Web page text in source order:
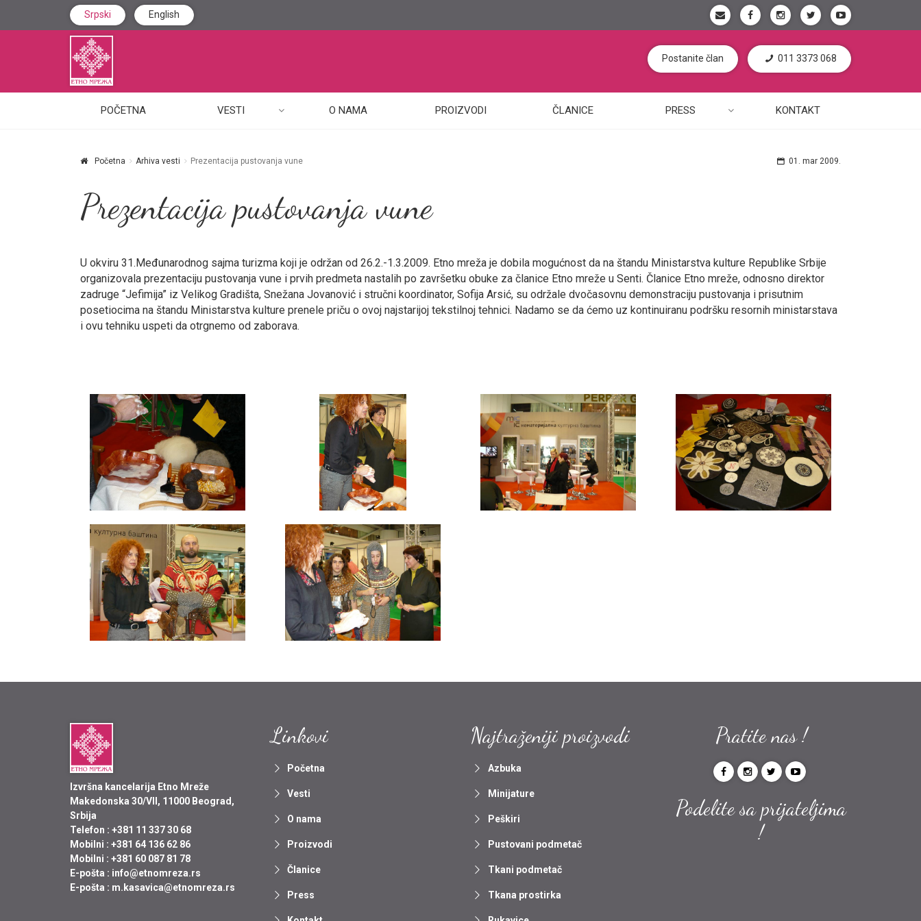
Srpski English
Postanite član 011 3373 068
POČETNA VESTI O NAMA PROIZVODI ČLANICE PRESS KONTAKT
Početna Arhiva vesti Prezentacija pustovanja vune 01. mar 2009.
Prezentacija pustovanja vune
U okviru 31.Međunarodnog sajma turizma koji je održan od 26.2.-1.3.2009. Etno mreža je dobila mogućnost da na štandu Ministarstva kulture Republike Srbije
organizovala prezentaciju pustovanja vune i prvih predmeta nastalih po završetku obuke za članice Etno mreže u Senti. Članice Etno mreže, odnosno direktor
zadruge “Jefimija” iz Velikog Gradišta, Snežana Jovanović i stručni koordinator, Sofija Arsić, su održale dvočasovnu demonstraciju pustovanja i prisutnim
posetiocima na štandu Ministarstva kulture prenele priču o ovoj najstarijoj tekstilnoj tehnici. Nadamo se da ćemo uz kontinuiranu podršku resornih ministarstava
i ovu tehniku uspeti da otrgnemo od zaborava.
Izvršna kancelarija Etno Mreže
Makedonska 30/VII, 11000 Beograd,
Srbija
Telefon : +381 11 337 30 68
Mobilni : +381 64 136 62 86
Mobilni : +381 60 087 81 78
E-pošta : info@etnomreza.rs
E-pošta : m.kasavica@etnomreza.rs
Linkovi
Početna
Vesti
O nama
Proizvodi
Članice
Press
Najtraženiji proizvodi
Azbuka
Minijature
Peškiri
Pustovani podmetač
Tkani podmetač
Tkana prostirka
Pratite nas !
Podelite sa prijateljima
!